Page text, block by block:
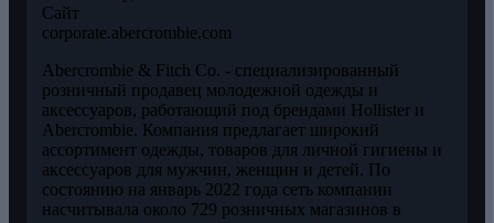
Сайт
corporate.abercrombie.com
Abercrombie & Fitch Co. - специализированный
розничный продавец молодежной одежды и
аксессуаров, работающий под брендами Hollister и
Abercrombie. Компания предлагает широкий
ассортимент одежды, товаров для личной гигиены и
аксессуаров для мужчин, женщин и детей. По
состоянию на январь 2022 года сеть компании
насчитывала около 729 розничных магазинов в